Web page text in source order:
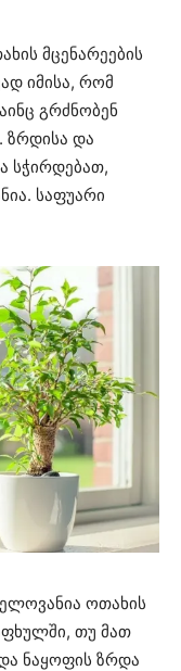
მცენარეების
იმისა, რომ
გრძნობენ
ზრდისა და
სჭირდებათ,
საფუარი
ოთახის
თუ მათ
ნაყოფის ზრდა